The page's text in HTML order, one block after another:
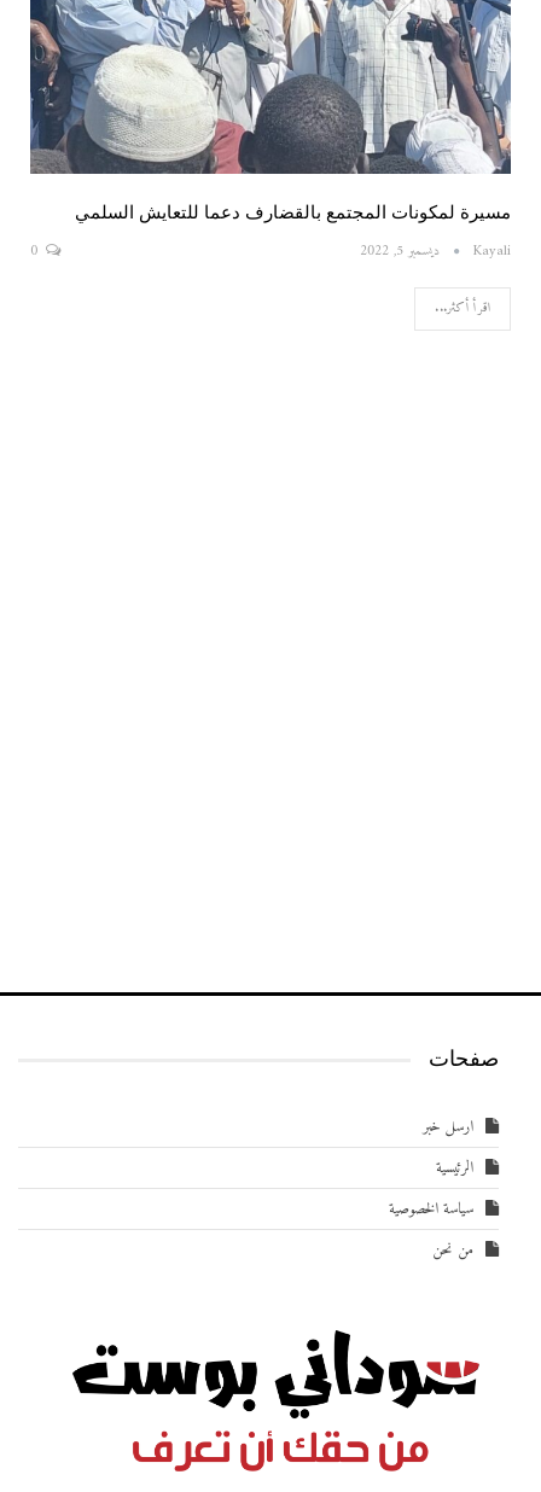
مسيرة لمكونات المجتمع بالقضارف دعما للتعايش السلمي
Kayali ديسمبر 5, 2022
اقرأ أكثر...
صفحات
ارسل خبر
الرئيسية
سياسة الخصوصية
من نحن